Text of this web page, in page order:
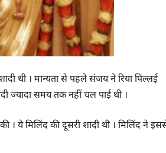
थी । मान्यता से पहले संजय ने रिया पिल्लई
ज्यादा समय तक नहीं चल पाई थी ।
ये मिलिंद की दूसरी शादी थी । मिलिंद ने